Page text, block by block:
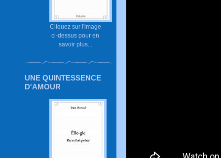
Cliquez sur l'image
ci-dessus pour en
savoir plus...
UNE QUINTESSENCE
D'AMOUR